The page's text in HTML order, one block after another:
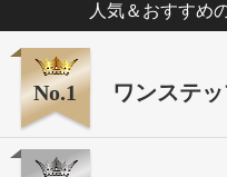
人気＆おすすめ
No.1 ワンステ